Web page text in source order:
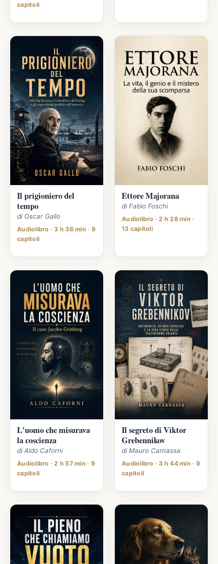
capitoli
Il prigioniero del
tempo
di Oscar Gallo
Audiolibro · 3 h 36 min · 9
capitoli
Ettore Majorana
di Fabio Foschi
Audiolibro · 2 h 28 min ·
13 capitoli
L'uomo che misurava
la coscienza
di Aldo Caforni
Audiolibro · 2 h 57 min · 9
capitoli
Il segreto di Viktor
Grebennikov
di Mauro Carnassa
Audiolibro · 3 h 44 min · 9
capitoli